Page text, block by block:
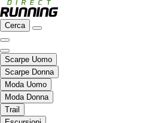
Cerca
Scarpe Uomo
Scarpe Donna
Moda Uomo
Moda Donna
Trail